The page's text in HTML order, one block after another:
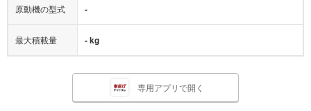
原動機の型式 -
最大積載量 - kg
専用アプリで開く